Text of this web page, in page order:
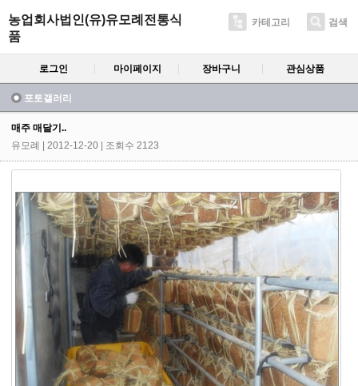
농업회사법인(유)유모례전통식
품
카테고리 검색
로그인 마이페이지 장바구니 관심상품
포토갤러리
매주 매달기..
유모례 | 2012-12-20 | 조회수 2123